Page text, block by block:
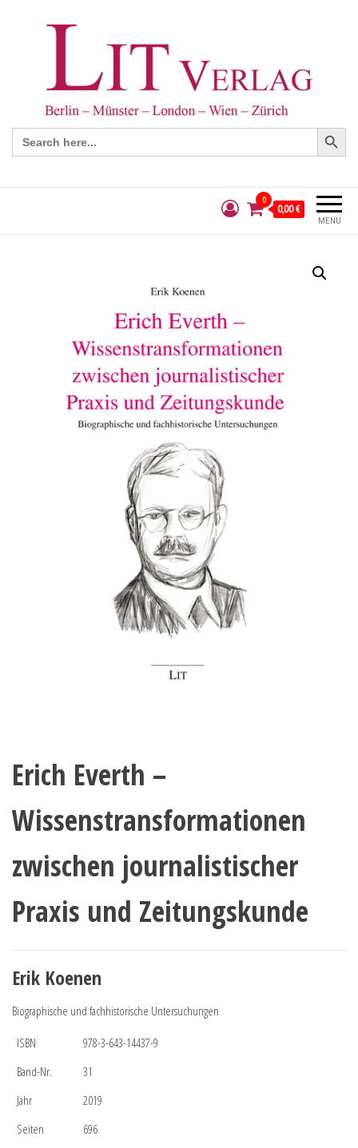
Search
for:
Search Button
MENÜ
0
0,00 €
Erich Everth –
Wissenstransformationen
zwischen journalistischer
Praxis und Zeitungskunde
Erik Koenen
Biographische und fachhistorische Untersuchungen
ISBN
978-3-643-14437-9
Band-Nr.
31
Jahr
2019
Seiten
696